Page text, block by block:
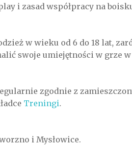
i zasad współpracy na
w wieku od 6 do 18 lat,
swoje umiejętności w grze
zgodnie z
Treningi.
i Mysłowice.